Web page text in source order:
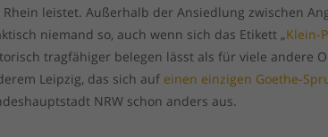
Rhein leistet. Außerhalb der Ansiedlung zwischen
niemand so, auch wenn sich das Etikett „Klein-
tragfähiger belegen lässt als für viele andere
Leipzig, das sich auf einen einzigen Goethe-
NRW schon anders aus.